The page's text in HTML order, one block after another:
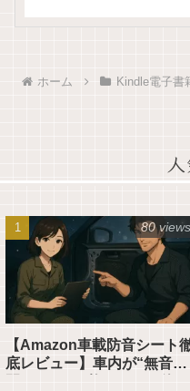
ホーム Kindle電子書
【Amazon車載防音シート
底レビュー】車内が“無音空
80 views